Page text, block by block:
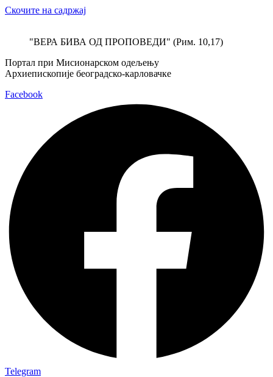
Скочите на садржај
"ВЕРА БИВА ОД ПРОПОВЕДИ" (Рим. 10,17)
Портал при Мисионарском одељењу
Архиепископије београдско-карловачке
Facebook
Telegram